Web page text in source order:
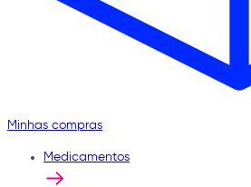
Minhas compras
Medicamentos